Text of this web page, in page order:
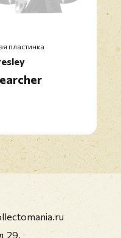
пластинка
29,